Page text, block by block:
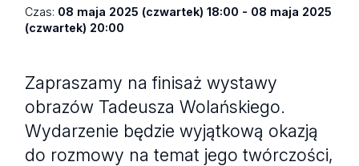
Czas: 08 maja 2025 (czwartek) 18:00 - 08 maja 2025
(czwartek) 20:00
Zapraszamy na finisaż wystawy
obrazów Tadeusza Wolańskiego.
Wydarzenie będzie wyjątkową okazją
do rozmowy na temat jego twórczości,